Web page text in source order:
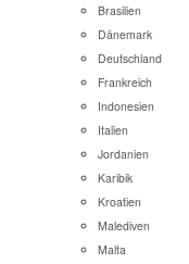
Brasilien
Dänemark
Deutschland
Frankreich
Indonesien
Italien
Jordanien
Karibik
Kroatien
Malediven
Malta